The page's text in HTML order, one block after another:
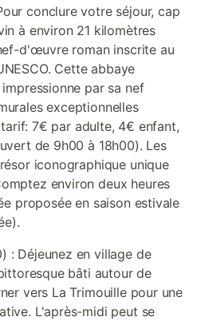
conclure votre séjour, cap
à environ 21 kilomètres
d'œuvre roman inscrite au
Cette abbaye
par sa nef
exceptionnelles
7€ par adulte, 4€ enfant,
de 9h00 à 18h00). Les
iconographique unique
environ deux heures
proposée en saison estivale
: Déjeunez en village de
bâti autour de
vers La Trimouille pour une
L'après-midi peut se